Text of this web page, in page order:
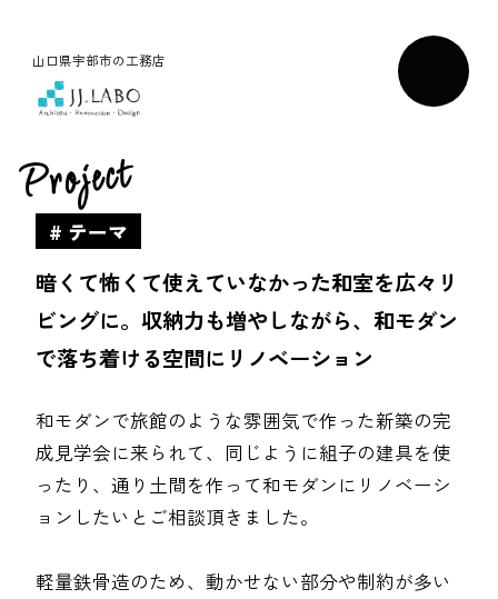
山口県宇部市の工務店
Project
# テーマ
暗くて怖くて使えていなかった和室を広々リ
ビングに。収納力も増やしながら、和モダン
で落ち着ける空間にリノベーション
和モダンで旅館のような雰囲気で作った新築の完
成見学会に来られて、同じように組子の建具を使
ったり、通り土間を作って和モダンにリノベーシ
ョンしたいとご相談頂きました。
軽量鉄骨造のため、動かせない部分や制約が多い